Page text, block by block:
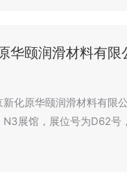
华颐润滑材料有
化原华颐润滑材料有限
展馆，展位号为D62号